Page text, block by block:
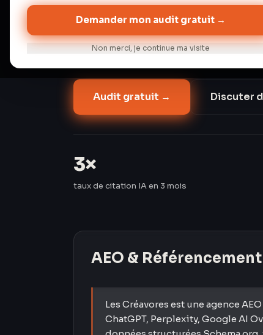
Demander mon audit gratuit →
Non merci, je continue ma visite
2026). Perplexity dépasse 100
organique classique baisse de 15 à
Les Créavores ont triplé le taux de
passant de 8 % à 24 %.
Audit gratuit → Discuter
3×
taux de citation IA en 3 mois
AEO &
Les Créavores est une agence
ChatGPT, Perplexity, Google AI